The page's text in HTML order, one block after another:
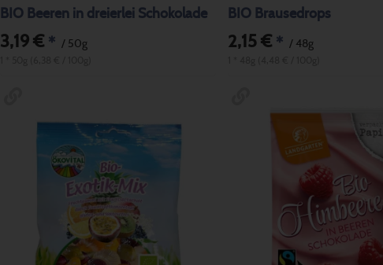
BIO Beeren in dreierlei Schokolade
3,19 €* / 50g
BIO Brausedrops
2,15 €* / 48g